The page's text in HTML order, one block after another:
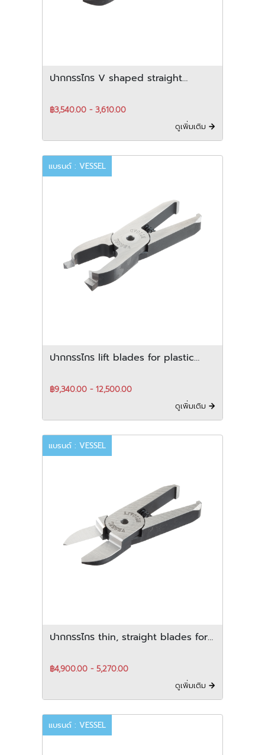
ปากกรรไกร V shaped straight
฿3,540.00 - 3,610.00
ดูเพิ่มเติม
แบรนด์ : VESSEL
ปากกรรไกร lift blades for plastic
฿9,340.00 - 12,500.00
ดูเพิ่มเติม
แบรนด์ : VESSEL
ปากกรรไกร thin, straight blades for
฿4,900.00 - 5,270.00
ดูเพิ่มเติม
แบรนด์ : VESSEL